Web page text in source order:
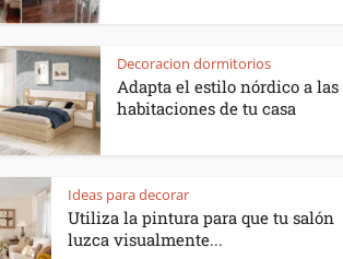
Decoracion dormitorios
Adapta el estilo nórdico a las
habitaciones de tu casa
Ideas para decorar
Utiliza la pintura para que tu salón
luzca visualmente...